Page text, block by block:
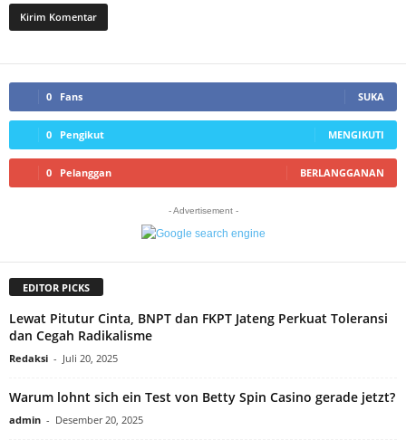
0 Fans SUKA
0 Pengikut MENGIKUTI
0 Pelanggan BERLANGGANAN
- Advertisement -
EDITOR PICKS
Lewat Pitutur Cinta, BNPT dan FKPT Jateng Perkuat Toleransi
dan Cegah Radikalisme
Redaksi - Juli 20, 2025
Warum lohnt sich ein Test von Betty Spin Casino gerade jetzt?
admin - Desember 20, 2025